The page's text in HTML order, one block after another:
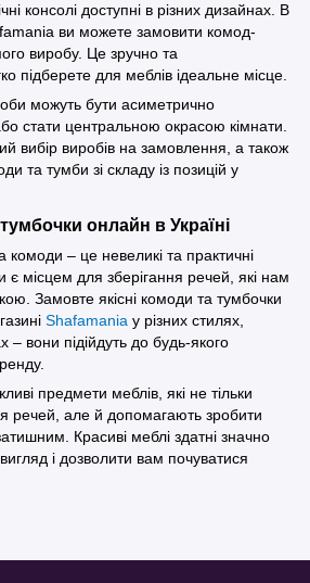
консолі доступні в різних дизайнах. В
ви можете замовити комод-
виробу. Це зручно та
підберете для меблів ідеальне місце.
можуть бути асиметрично
стати центральною окрасою кімнати.
вибір виробів на замовлення, а також
та тумби зі складу із позицій у
онлайн в Україні
комоди – це невеликі та практичні
місцем для зберігання речей, які нам
Замовте якісні комоди та тумбочки
Shafamania у різних стилях,
– вони підійдуть до будь-якого
предмети меблів, які не тільки
речей, але й допомагають зробити
Красиві меблі здатні значно
і дозволити вам почуватися